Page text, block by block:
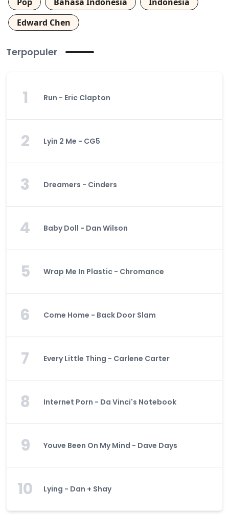
Edward Chen
Terpopuler
1 Run - Eric Clapton
2 Lyin 2 Me - CG5
3 Dreamers - Cinders
4 Baby Doll - Dan Wilson
5 Wrap Me In Plastic - Chromance
6 Come Home - Back Door Slam
7 Every Little Thing - Carlene Carter
8 Internet Porn - Da Vinci's Notebook
9 Youve Been On My Mind - Dave Days
10 Lying - Dan + Shay